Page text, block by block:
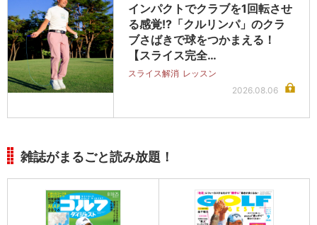
インパクトでクラブを1回転させ
る感覚!?「クルリンパ」のクラ
ブさばきで球をつかまえる！
【スライス完全…
スライス解消 レッスン
2026.08.06
雑誌がまるごと読み放題！